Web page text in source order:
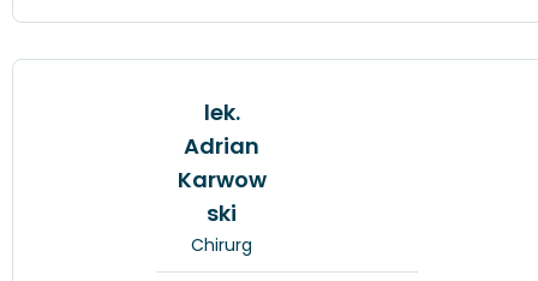
lek.
Adrian
Karwow
ski
Chirurg